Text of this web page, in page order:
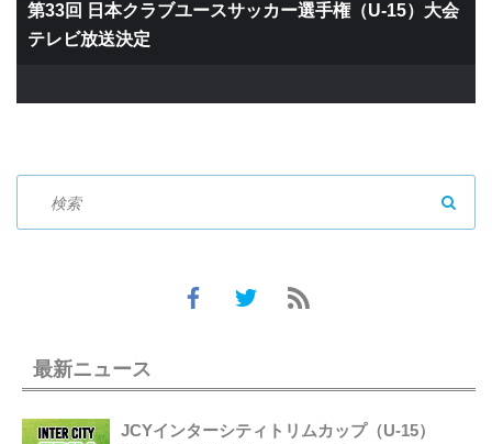
第33回 日本クラブユースサッカー選手権（U-15）大会
テレビ放送決定
最新ニュース
JCYインターシティトリムカップ（U-15）